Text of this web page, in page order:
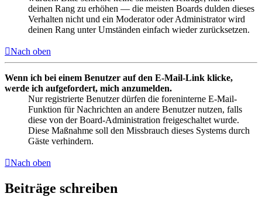
deinen Rang zu erhöhen — die meisten Boards dulden dieses
Verhalten nicht und ein Moderator oder Administrator wird
deinen Rang unter Umständen einfach wieder zurücksetzen.
Nach oben
Wenn ich bei einem Benutzer auf den E-Mail-Link klicke,
werde ich aufgefordert, mich anzumelden.
Nur registrierte Benutzer dürfen die foreninterne E-Mail-
Funktion für Nachrichten an andere Benutzer nutzen, falls
diese von der Board-Administration freigeschaltet wurde.
Diese Maßnahme soll den Missbrauch dieses Systems durch
Gäste verhindern.
Nach oben
Beiträge schreiben